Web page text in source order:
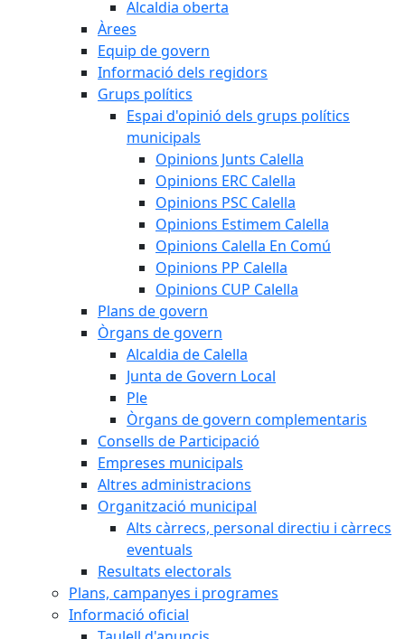
Alcaldia oberta
Àrees
Equip de govern
Informació dels regidors
Grups polítics
Espai d'opinió dels grups polítics
municipals
Opinions Junts Calella
Opinions ERC Calella
Opinions PSC Calella
Opinions Estimem Calella
Opinions Calella En Comú
Opinions PP Calella
Opinions CUP Calella
Plans de govern
Òrgans de govern
Alcaldia de Calella
Junta de Govern Local
Ple
Òrgans de govern complementaris
Consells de Participació
Empreses municipals
Altres administracions
Organització municipal
Alts càrrecs, personal directiu i càrrecs
eventuals
Resultats electorals
Plans, campanyes i programes
Informació oficial